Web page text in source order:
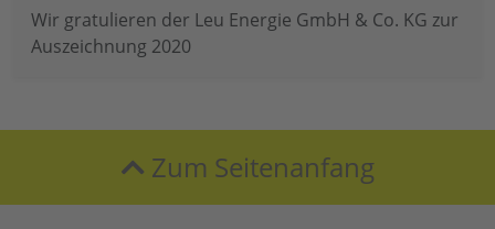
Wir gratulieren der Leu Energie GmbH & Co. KG zur
Auszeichnung 2020
Zum Seitenanfang